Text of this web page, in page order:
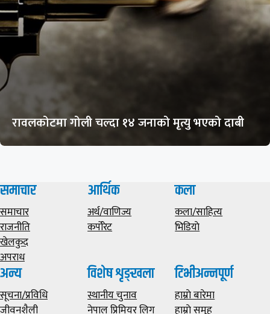
रावलकोटमा गोली चल्दा १४ जनाको मृत्यु भएको दाबी
समाचार
समाचार
राजनीति
खेलकुद
अपराध
आर्थिक
अर्थ/वाणिज्य
कर्पोरेट
कला
कला/साहित्य
भिडियाे
अन्य
सूचना/प्रविधि
जीवनशैली
विशेष शृङ्खला
स्थानीय चुनाव
नेपाल प्रिमियर लिग
टिभीअन्नपूर्ण
हाम्राे बारेमा
हाम्राे समूह